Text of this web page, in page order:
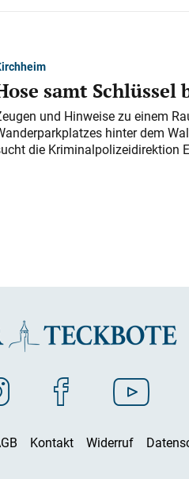
samt Schlüssel
und Hinweise zu einem
hinter dem
die Kriminalpolizeidirektion
Kontakt Widerruf